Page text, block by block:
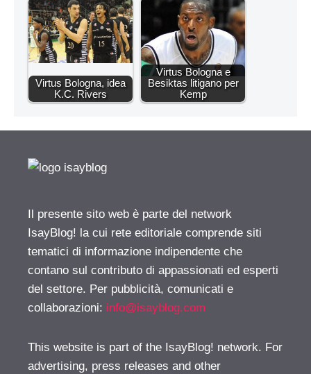
Virtus Bologna, idea
K.C. Rivers
Virtus Bologna e
Besiktas litigano per
Kemp
Il presente sito web è parte del network
IsayBlog! la cui rete editoriale comprende siti
tematici di informazione indipendente che
contano sul contributo di appassionati ed esperti
del settore. Per pubblicità, comunicati e
collaborazioni: info@isayblog.com
This website is part of the IsayBlog! network. For
advertising, press releases and other